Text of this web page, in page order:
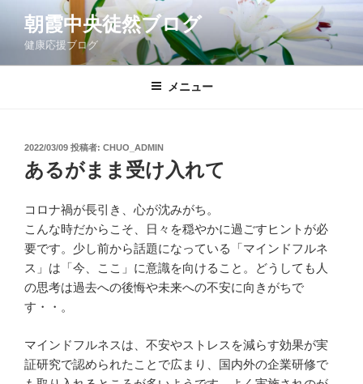
ン
朝霞中央徒然ブログ
健康応援ブログ
メニュー
投
稿
日:
2022/03/09 投稿者: CHUO_ADMIN
あるがまま受け入れて
コロナ禍が長引き、心が沈みがち。
こんな時だからこそ、日々を穏やかに過ごすヒントが必
要です。少し前から話題になっている「マインドフルネ
ス」は「今、ここ」に意識を向けること。どうしても人
の思考は過去への後悔や未来への不安に向きがちで
す・・。
マインドフルネスは、不安やストレスを減らす効果が実
証研究で認められたことで広まり、国内外の企業研修で